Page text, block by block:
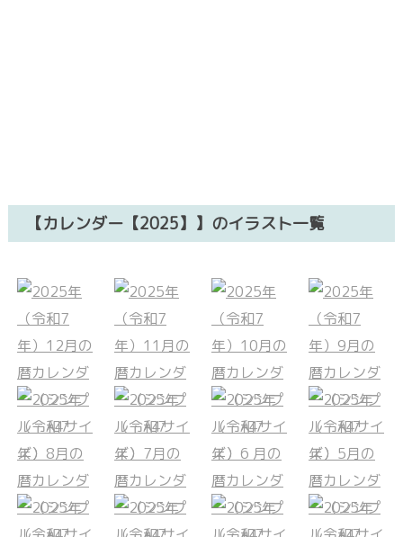
【カレンダー【2025】】のイラスト一覧